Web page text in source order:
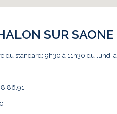
SUR SAONE
du standard: 9h30 à 11h30 du lundi